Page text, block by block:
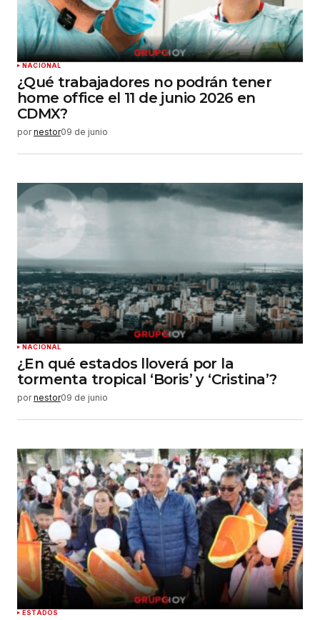
NACIONAL
¿Qué trabajadores no podrán tener
home office el 11 de junio 2026 en
CDMX?
por nestor09 de junio
NACIONAL
¿En qué estados lloverá por la
tormenta tropical ‘Boris’ y ‘Cristina’?
por nestor09 de junio
ESTADOS